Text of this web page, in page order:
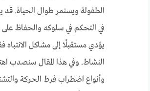
الطفولة ويستمر طوال الحياة.
في التحكم في سلوكه والحفاظ على
يؤدي مستقبلًا إلى مشاكل
النشاط. وفي هذا المقال سنصدب
وأنواع اضطراب فرط الحركة